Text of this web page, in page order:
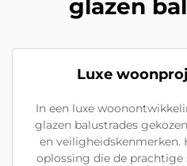
glazen
Luxe
In een luxe
glazen balustrades
en veiligheidskenmerken.
oplossing die de